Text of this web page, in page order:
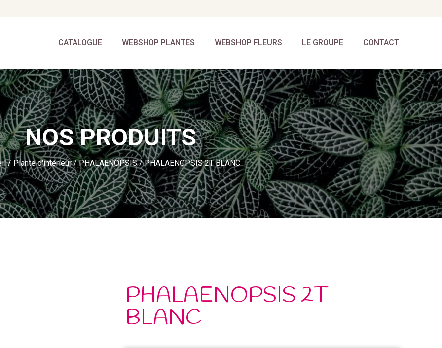
CATALOGUE WEBSHOP PLANTES WEBSHOP FLEURS LE GROUPE CONTACT
NOS PRODUITS
/ Plante d'intérieur/PHALAENOPSIS/ PHALAENOPSIS 2T BLANC
PHALAENOPSIS 2T
BLANC